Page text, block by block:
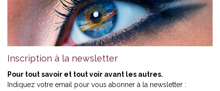
Inscription à la newsletter
Pour tout savoir et tout voir avant les autres.
Indiquez votre email pour vous abonner à la newsletter :